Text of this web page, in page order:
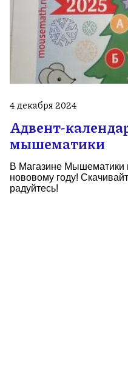
4 декабря 2024
Адвент-
мышематики
В Магазине Мышематики
нововому году!
радуйтесь!